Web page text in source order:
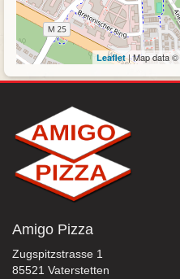
Leaflet| Map data ©
Amigo Pizza
Zugspitzstrasse 1
85521 Vaterstetten